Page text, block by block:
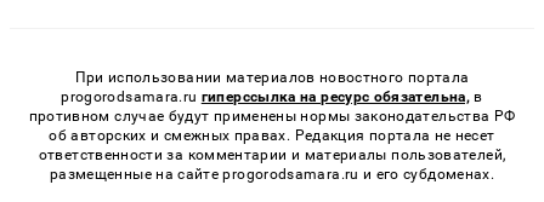
При использовании материалов новостного портала
progorodsamara.ru гиперссылка на ресурс обязательна, в
противном случае будут применены нормы законодательства РФ
об авторских и смежных правах. Редакция портала не несет
ответственности за комментарии и материалы пользователей,
размещенные на сайте progorodsamara.ru и его субдоменах.